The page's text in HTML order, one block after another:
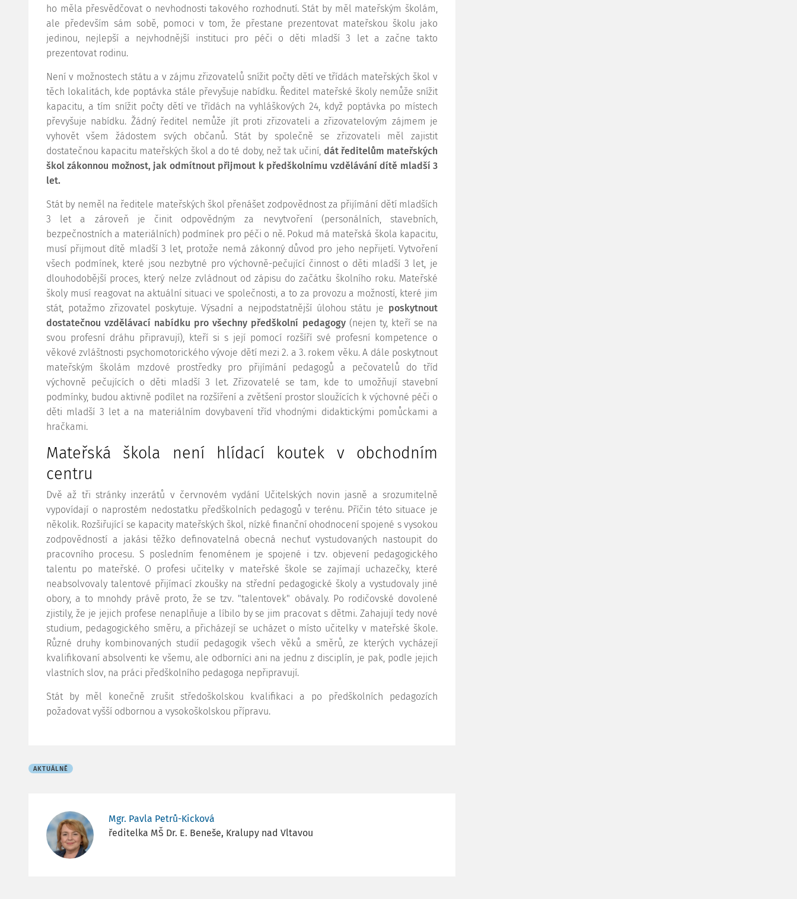
ho měla přesvědčovat o nevhodnosti takového rozhodnutí. Stát by měl mateřským školám,
ale především sám sobě, pomoci v tom, že přestane prezentovat mateřskou školu jako
jedinou, nejlepší a nejvhodnější instituci pro péči o děti mladší 3 let a začne takto
prezentovat rodinu.
Není v možnostech státu a v zájmu zřizovatelů snížit počty dětí ve třídách mateřských škol v
těch lokalitách, kde poptávka stále převyšuje nabídku. Ředitel mateřské školy nemůže snížit
kapacitu, a tím snížit počty dětí ve třídách na vyhláškových 24, když poptávka po místech
převyšuje nabídku. Žádný ředitel nemůže jít proti zřizovateli a zřizovatelovým zájmem je
vyhovět všem žádostem svých občanů. Stát by společně se zřizovateli měl zajistit
dostatečnou kapacitu mateřských škol a do té doby, než tak učiní, dát ředitelům mateřských
škol zákonnou možnost, jak odmítnout přijmout k předškolnímu vzdělávání dítě mladší 3
let.
Stát by neměl na ředitele mateřských škol přenášet zodpovědnost za přijímání dětí mladších
3 let a zároveň je činit odpovědným za nevytvoření (personálních, stavebních,
bezpečnostních a materiálních) podmínek pro péči o ně. Pokud má mateřská škola kapacitu,
musí přijmout dítě mladší 3 let, protože nemá zákonný důvod pro jeho nepřijetí. Vytvoření
všech podmínek, které jsou nezbytné pro výchovně-pečující činnost o děti mladší 3 let, je
dlouhodobější proces, který nelze zvládnout od zápisu do začátku školního roku. Mateřské
školy musí reagovat na aktuální situaci ve společnosti, a to za provozu a možností, které jim
stát, potažmo zřizovatel poskytuje. Výsadní a nejpodstatnější úlohou státu je poskytnout
dostatečnou vzdělávací nabídku pro všechny předškolní pedagogy(nejen ty, kteří se na
svou profesní dráhu připravují), kteří si s její pomocí rozšíří své profesní kompetence o
věkové zvláštnosti psychomotorického vývoje dětí mezi 2. a 3. rokem věku. A dále poskytnout
mateřským školám mzdové prostředky pro přijímání pedagogů a pečovatelů do tříd
výchovně pečujících o děti mladší 3 let. Zřizovatelé se tam, kde to umožňují stavební
podmínky, budou aktivně podílet na rozšíření a zvětšení prostor sloužících k výchovné péči o
děti mladší 3 let a na materiálním dovybavení tříd vhodnými didaktickými pomůckami a
hračkami.
Mateřská škola není hlídací koutek v obchodním
centru
Dvě až tři stránky inzerátů v červnovém vydání Učitelských novin jasně a srozumitelně
vypovídají o naprostém nedostatku předškolních pedagogů v terénu. Příčin této situace je
několik. Rozšiřující se kapacity mateřských škol, nízké finanční ohodnocení spojené s vysokou
zodpovědností a jakási těžko definovatelná obecná nechuť vystudovaných nastoupit do
pracovního procesu. S posledním fenoménem je spojené i tzv. objevení pedagogického
talentu po mateřské. O profesi učitelky v mateřské škole se zajímají uchazečky, které
neabsolvovaly talentové přijímací zkoušky na střední pedagogické školy a vystudovaly jiné
obory, a to mnohdy právě proto, že se tzv. "talentovek" obávaly. Po rodičovské dovolené
zjistily, že je jejich profese nenaplňuje a líbilo by se jim pracovat s dětmi. Zahajují tedy nové
studium, pedagogického směru, a přicházejí se ucházet o místo učitelky v mateřské škole.
Různé druhy kombinovaných studií pedagogik všech věků a směrů, ze kterých vycházejí
kvalifikovaní absolventi ke všemu, ale odborníci ani na jednu z disciplín, je pak, podle jejich
vlastních slov, na práci předškolního pedagoga nepřipravují.
Stát by měl konečně zrušit středoškolskou kvalifikaci a po předškolních pedagozích
požadovat vyšší odbornou a vysokoškolskou přípravu.
AKTUÁLNĚ
Mgr. Pavla Petrů-Kicková
ředitelka MŠ Dr. E. Beneše, Kralupy nad Vltavou